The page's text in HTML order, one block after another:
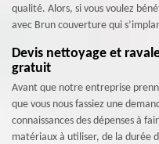
qualité. Alors, si vous voulez
avec Brun couverture qui
Devis nettoyage et
gratuit
Avant que notre entreprise
que vous nous fassiez une
connaissances des dépenses à
matériaux à utiliser, de la durée